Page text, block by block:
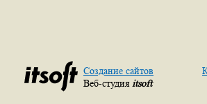
Создание сайтов
Веб-студия itsoft